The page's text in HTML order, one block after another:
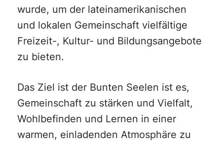
wurde, um der lateinamerikanischen
und lokalen Gemeinschaft vielfältige
Freizeit-, Kultur- und Bildungsangebote
zu bieten.
Das Ziel ist der Bunten Seelen ist es,
Gemeinschaft zu stärken und Vielfalt,
Wohlbefinden und Lernen in einer
warmen, einladenden Atmosphäre zu